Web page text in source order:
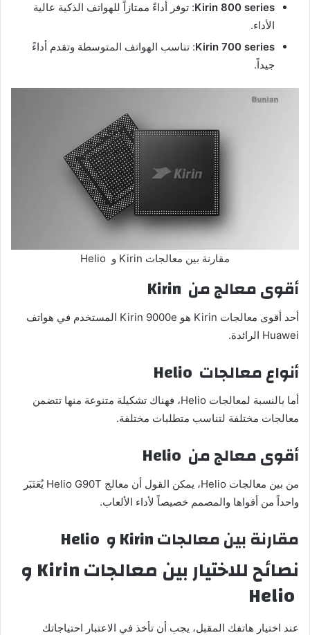
Kirin 800 series: توفر أداءً ممتازاً للهواتف الذكية عالية
الأداء.
Kirin 700 series: تناسب الهواتف المتوسطة وتقدم أداءً
جيداً.
مقارنة بين معالجات Kirin و Helio
أقوى معالج من
أحد أقوى معالجات Kirin هو Kirin 9000e المستخدم في هواتف
Huawei الرائدة.
أنواع معالجات
أما بالنسبة لمعالجات Helio، فهناك تشكيلة متنوعة منها تتضمن
معالجات مختلفة لتناسب متطلبات مختلفة.
أقوى معالج من
من بين معالجات Helio، يمكن القول أن معالج Helio G90T يُعَتَبَر
واحداً من أقواها والمصمم خصيصاً لأداء الألعاب.
مقارنة بين معالجات و
نصائح للاختيار بين معالجات و
عند اختيار هاتفك المقبل، يجب أن تأخذ في الاعتبار احتياجاتك